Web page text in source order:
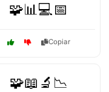
🧩📊💻📅
Copiar
🧩📖🔬📉